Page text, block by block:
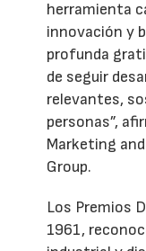
herramienta
innovación y
profunda
de seguir
relevantes,
personas”,
Marketing
Group.
Los Premios
1961,